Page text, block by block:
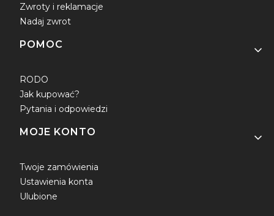
Zwroty i reklamacje
Nadaj zwrot
POMOC
RODO
Jak kupować?
Pytania i odpowiedzi
MOJE KONTO
Twoje zamówienia
Ustawienia konta
Ulubione